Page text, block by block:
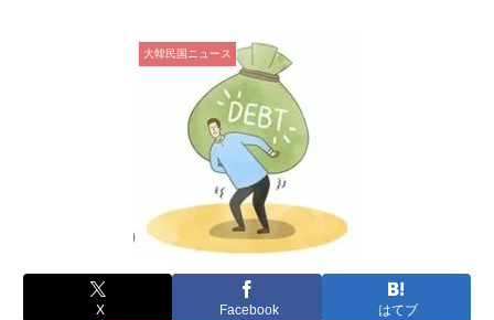
大韓民国ニュース
X Facebook はてブ